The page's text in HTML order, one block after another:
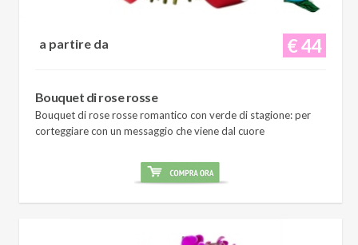
€ 44
a partire da
Bouquet di rose rosse
Bouquet di rose rosse romantico con verde di stagione: per
corteggiare con un messaggio che viene dal cuore